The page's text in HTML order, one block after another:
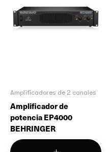
Amplificadores de 2 canales
Amplificador de
potencia EP4000
BEHRINGER